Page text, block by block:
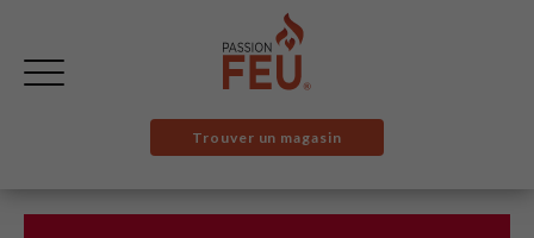
Trouver un magasin